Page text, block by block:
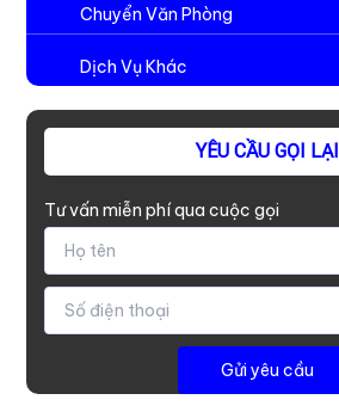
Chuyển Văn Phòng
Dịch Vụ Khác
YÊU CẦU GỌI LẠI
Tư vấn miễn phí qua cuộc gọi